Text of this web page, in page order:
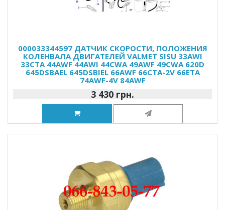
000033344597 ДАТЧИК СКОРОСТИ, ПОЛОЖЕНИЯ
КОЛЕНВАЛА ДВИГАТЕЛЕЙ VALMET SISU 33AWI
33CTA 44AWF 44AWI 44CWA 49AWF 49CWA 620D
645DSBAEL 645DSBIEL 66AWF 66CTA-2V 66ETA
74AWF-4V 84AWF
3 430 грн.